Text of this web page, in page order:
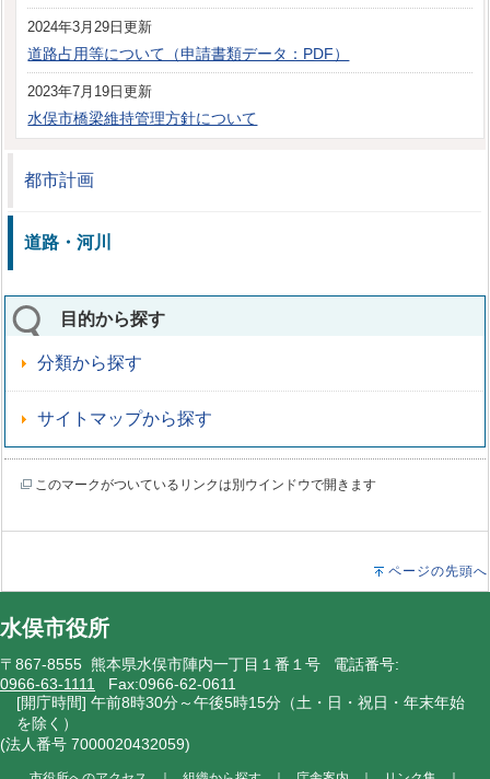
2024年3月29日更新
道路占用等について（申請書類データ：PDF）
2023年7月19日更新
水俣市橋梁維持管理方針について
都市計画
道路・河川
目的から探す
分類から探す
サイトマップから探す
このマークがついているリンクは別ウインドウで開きます
ページの先頭へ
水俣市役所
〒867-8555 熊本県水俣市陣内一丁目１番１号 電話番号:
0966-63-1111 Fax:0966-62-0611
[開庁時間] 午前8時30分～午後5時15分（土・日・祝日・年末年始
を除く）
(法人番号 7000020432059)